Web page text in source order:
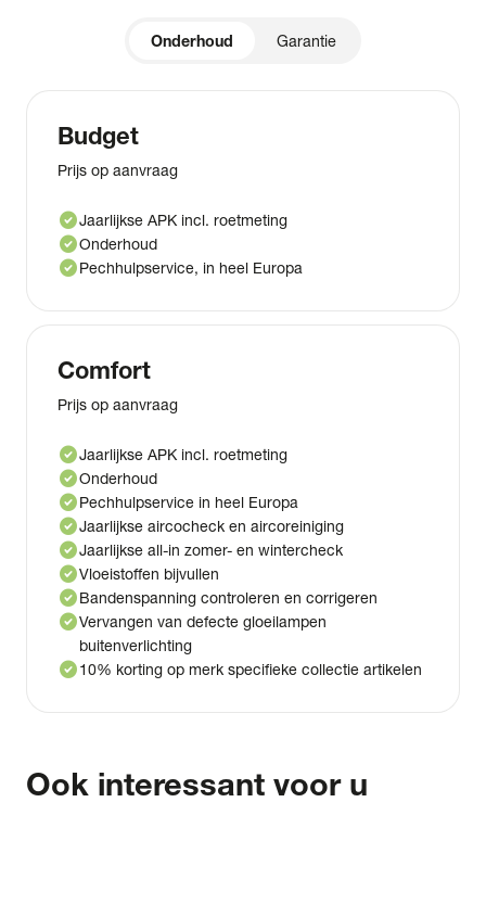
Onderhoud Garantie
Budget
Prijs op aanvraag
check_circleJaarlijkse APK incl. roetmeting
check_circleOnderhoud
check_circlePechhulpservice, in heel Europa
Comfort
Prijs op aanvraag
check_circleJaarlijkse APK incl. roetmeting
check_circleOnderhoud
check_circlePechhulpservice in heel Europa
check_circleJaarlijkse aircocheck en aircoreiniging
check_circleJaarlijkse all-in zomer- en wintercheck
check_circleVloeistoffen bijvullen
check_circleBandenspanning controleren en corrigeren
check_circleVervangen van defecte gloeilampen
buitenverlichting
check_circle10% korting op merk specifieke collectie artikelen
Ook interessant voor u